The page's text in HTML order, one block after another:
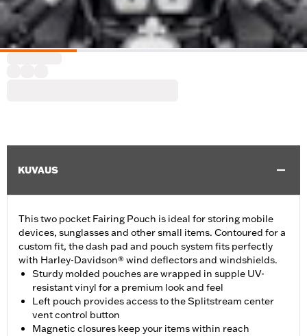
KUVAUS
This two pocket Fairing Pouch is ideal for storing mobile
devices, sunglasses and other small items. Contoured for a
custom fit, the dash pad and pouch system fits perfectly
with Harley-Davidson® wind deflectors and windshields.
Sturdy molded pouches are wrapped in supple UV-
resistant vinyl for a premium look and feel
Left pouch provides access to the Splitstream center
vent control button
Magnetic closures keep your items within reach